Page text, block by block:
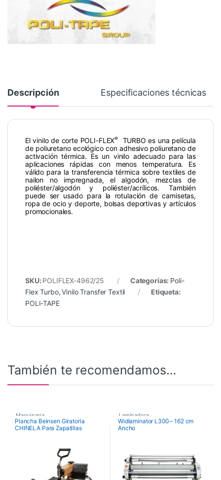
Descripción Especificaciones técnicas
El vinilo de corte POLI-FLEX®
TURBO es una película
de poliuretano ecológico con adhesivo poliuretano de
activación térmica. Es un vinilo adecuado para las
aplicaciones rápidas con menos temperatura. Es
válido para la transferencia térmica sobre textiles de
nailon no impregnada, el algodón, mezclas de
poliéster/algodón y poliéster/acrílicos. También
puede ser usado para la rotulación de camisetas,
ropa de ocio y deporte, bolsas deportivas y artículos
promocionales.
SKU: POLIFLEX-4962/25 Categorías: Poli-
Flex Turbo,Vinilo Transfer Textil
Etiqueta:
POLI-TAPE
También te recomendamos…
Maquinaria
Planchas para Zapatillas,
Plancha Beinsen Giratoria
CHINELA Para Zapatillas
Laminadora
Widlaminator L300 – 162 cm
Ancho